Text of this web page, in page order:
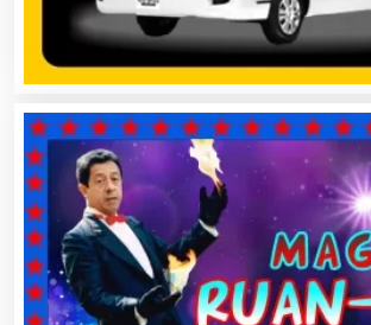
Alquiler de Autos
Alquiler de Equipos para
Alquiler de Sillas y Mesas
Alquiler de Trajes de Etiqueta